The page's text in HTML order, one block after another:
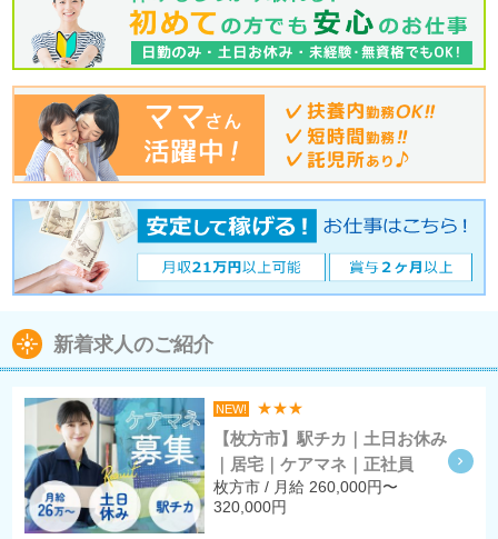
新着求人のご紹介
NEW! ★★★
【枚方市】駅チカ｜土日お休み
｜居宅｜ケアマネ｜正社員
枚方市 / 月給 260,000円〜
320,000円